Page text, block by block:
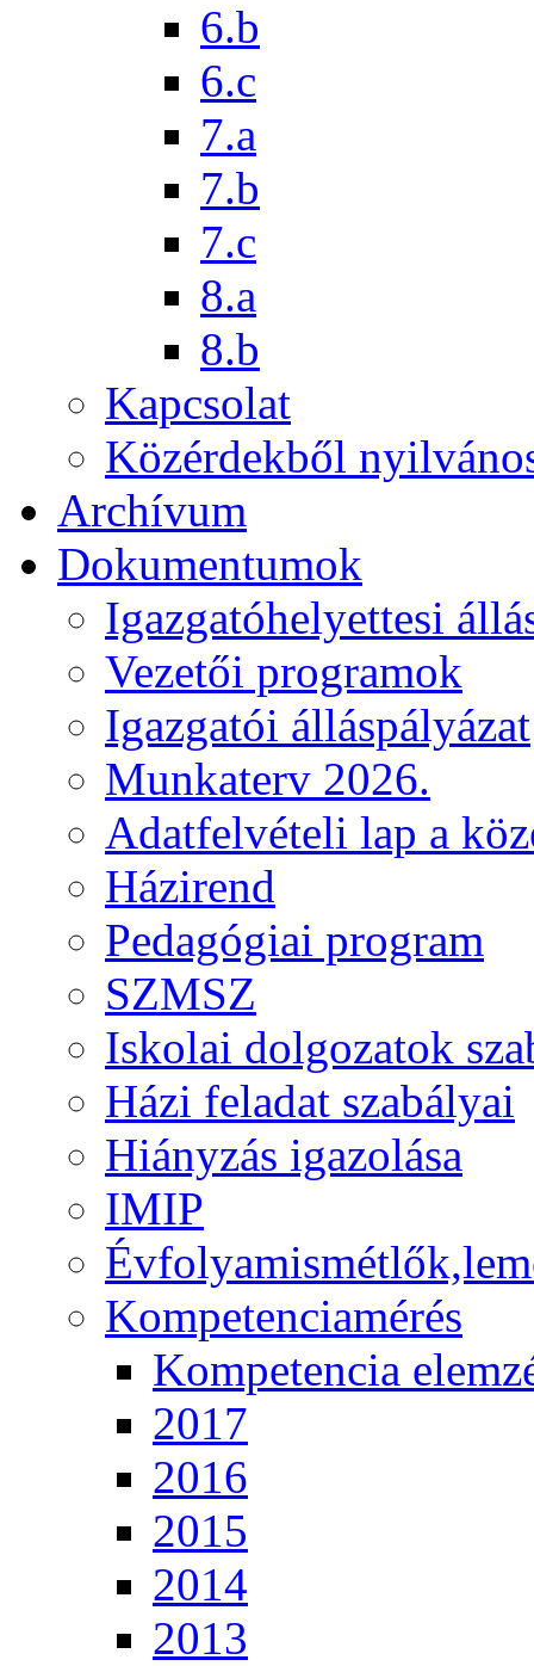
6.b
6.c
7.a
7.b
7.c
8.a
8.b
Kapcsolat
Közérdekből
Archívum
Dokumentumok
Igazgatóhelyettesi
Vezetői programok
Igazgatói álláspályázat
Munkaterv 2026.
Adatfelvételi lap a
Házirend
Pedagógiai program
SZMSZ
Iskolai dolgozatok
Házi feladat szabályai
Hiányzás igazolása
IMIP
Kompetenciamérés
Kompetencia
2017
2016
2015
2014
2013